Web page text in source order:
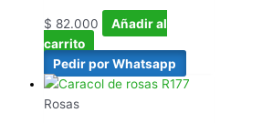
$ 82.000
Añadir al
carrito
Pedir por Whatsapp
Rosas